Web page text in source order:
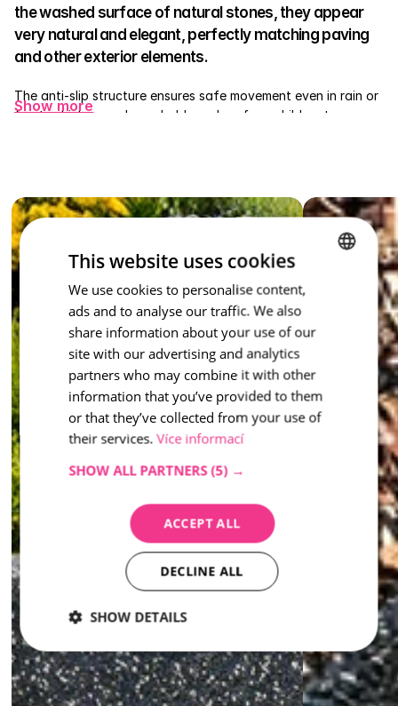
the washed surface of natural stones, they appear
very natural and elegant, perfectly matching paving
and other exterior elements.
The anti-slip structure ensures safe movement even in rain or
frost, which every household member, from children to
A washed stair tread is not just a practical element – it is a
stylish accessory that enhances the overall character of your
outdoor space.
Show more
inspiration - Washed CZECH
This website uses cookies
We use cookies to personalise content,
ads and to analyse our traffic. We also
share information about your use of our
site with our advertising and analytics
partners who may combine it with other
information that you’ve provided to them
or that they’ve collected from your use of
their services. Více informací
SHOW ALL PARTNERS (5) →
ACCEPT ALL
DECLINE ALL
SHOW DETAILS
Strictly
necessary
Performance Targeting